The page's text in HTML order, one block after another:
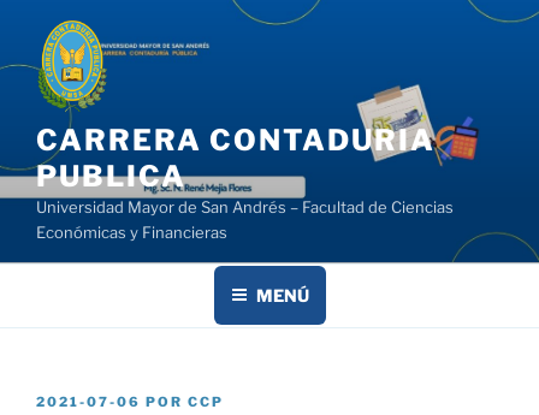
contenido
CARRERA CONTADURIA
PUBLICA
Universidad Mayor de San Andrés – Facultad de Ciencias
Económicas y Financieras
MENÚ
PUBLICADO
2021-07-06 POR CCP